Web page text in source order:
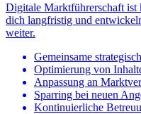
Digitale Marktführerschaft
dich langfristig und
weiter.
Gemeinsame
Optimierung von
Anpassung an
Sparring bei neuen
Kontinuierliche